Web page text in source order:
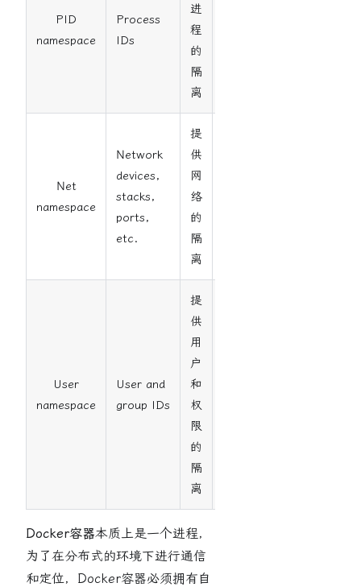
PID
namespace
Process
IDs
进
程
的
隔
离
Net
namespace
Network
devices,
stacks,
ports,
etc.
提
供
网
络
的
隔
离
User
namespace
User and
group IDs
提
供
用
户
和
权
限
的
隔
离
Docker容器本质上是一个进程，
为了在分布式的环境下进行通信
和定位，Docker容器必须拥有自